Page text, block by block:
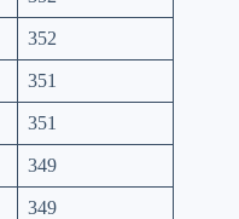
352
351
351
349
349